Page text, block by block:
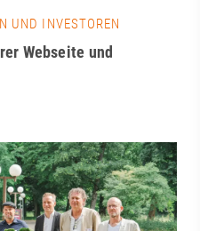
UND INVESTOREN
Webseite und